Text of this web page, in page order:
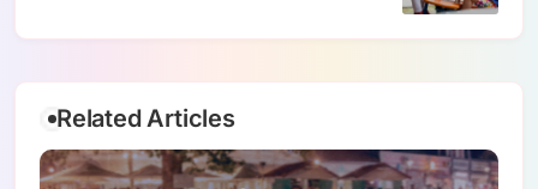
Related Articles